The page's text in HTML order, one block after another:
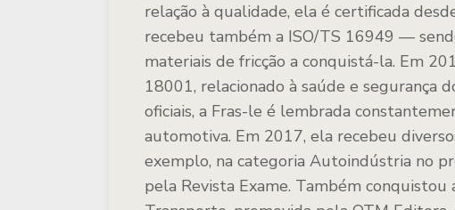
relação à qualidade, ela é certificada
recebeu também a ISO/TS 16949 —
materiais de fricção a conquistá-la. Em
18001, relacionado à saúde e segurança
oficiais, a Fras-le é lembrada
automotiva. Em 2017, ela recebeu
exemplo, na categoria Autoindústria no
pela Revista Exame. Também